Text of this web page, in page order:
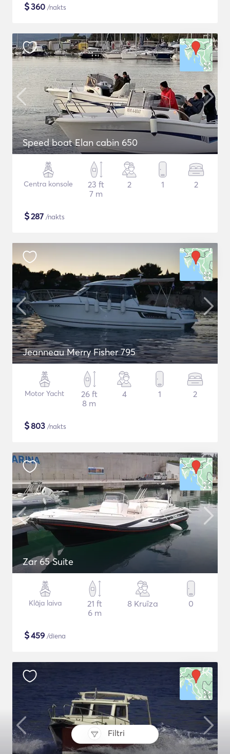
Filtri
$360 /nakts
Speed boat Elan cabin 650
Centra konsole
23 ft
7 m
2 1 2
$287 /nakts
Jeanneau Merry Fisher 795
Motor Yacht
26 ft
8 m
4 1 2
$803 /nakts
Zar 65 Suite
Klāja laiva
21 ft
6 m
8 Kruīza 0
$459 /diena